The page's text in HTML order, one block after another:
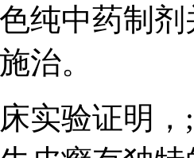
纯中药制
治。
实验证明